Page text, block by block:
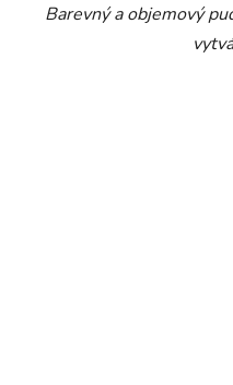
Barevný a objemový